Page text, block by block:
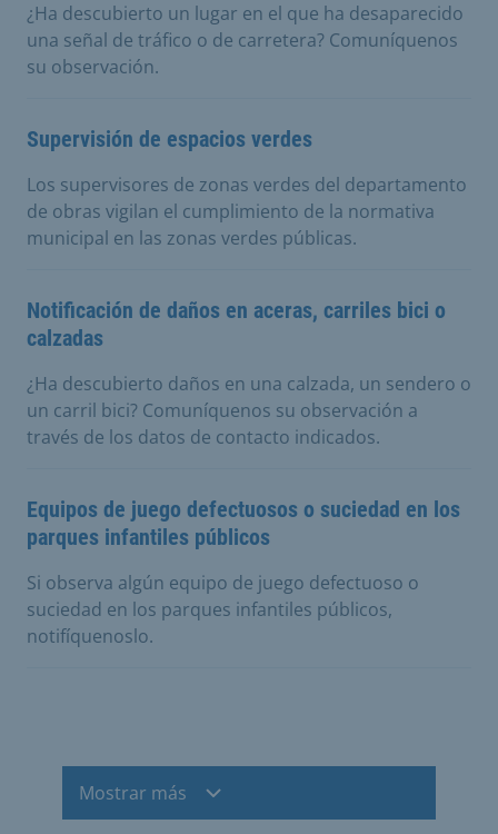
¿Ha descubierto un lugar en el que ha desaparecido
una señal de tráfico o de carretera? Comuníquenos
su observación.
Supervisión de espacios verdes
Los supervisores de zonas verdes del departamento
de obras vigilan el cumplimiento de la normativa
municipal en las zonas verdes públicas.
Notificación de daños en aceras, carriles bici o
calzadas
¿Ha descubierto daños en una calzada, un sendero o
un carril bici? Comuníquenos su observación a
través de los datos de contacto indicados.
Equipos de juego defectuosos o suciedad en los
parques infantiles públicos
Si observa algún equipo de juego defectuoso o
suciedad en los parques infantiles públicos,
notifíquenoslo.
Mostrar más